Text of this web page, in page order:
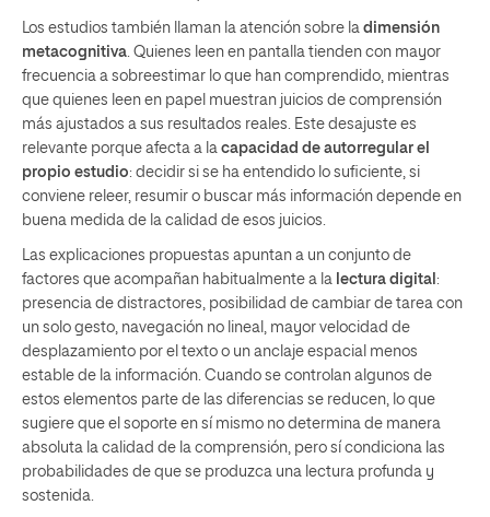
Los estudios también llaman la atención sobre la dimensión
metacognitiva. Quienes leen en pantalla tienden con mayor
frecuencia a sobreestimar lo que han comprendido, mientras
que quienes leen en papel muestran juicios de comprensión
más ajustados a sus resultados reales. Este desajuste es
relevante porque afecta a la capacidad de autorregular el
propio estudio: decidir si se ha entendido lo suﬁciente, si
conviene releer, resumir o buscar más información depende en
buena medida de la calidad de esos juicios.
Las explicaciones propuestas apuntan a un conjunto de
factores que acompañan habitualmente a la lectura digital :
presencia de distractores, posibilidad de cambiar de tarea con
un solo gesto, navegación no lineal, mayor velocidad de
desplazamiento por el texto o un anclaje espacial menos
estable de la información. Cuando se controlan algunos de
estos elementos parte de las diferencias se reducen, lo que
sugiere que el soporte en sí mismo no determina de manera
absoluta la calidad de la comprensión, pero sí condiciona las
probabilidades de que se produzca una lectura profunda y
sostenida.